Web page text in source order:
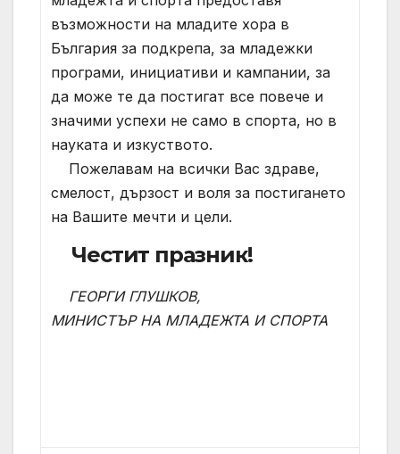
възможности на младите хора в
България за подкрепа, за младежки
програми, инициативи и кампании, за
да може те да постигат все повече и
значими успехи не само в спорта, но в
науката и изкуството.
Пожелавам на всички Вас здраве,
смелост, дързост и воля за постигането
на Вашите мечти и цели.
Честит празник!
ГЕОРГИ ГЛУШКОВ,
МИНИСТЪР НА МЛАДЕЖТА И СПОРТА